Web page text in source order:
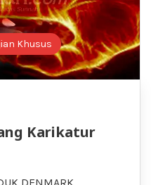
Khusus
Karikatur